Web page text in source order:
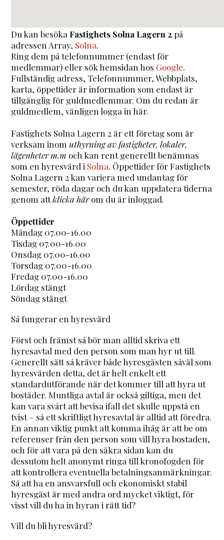
Du kan besökaFastighets Solna Lagern 2på
adressen Array, Solna.
Ring dem på telefonnummer (endast för
medlemmar) eller sök hemsidan hos Google.
Fullständig adress, Telefonnummer, Webbplats,
karta, öppettider är information som endast är
tillgänglig för guldmedlemmar. Om du redan är
guldmedlem, vänligen logga in här.
Fastighets Solna Lagern 2 är ett företag som är
verksam inomuthyrning av fastigheter, lokaler,
lägenheter m.m och kan rent generellt benämnas
som en hyresvärd i Solna. Öppettider för Fastighets
Solna Lagern 2 kan variera med undantag för
semester, röda dagar och du kan uppdatera tiderna
genom attklicka härom du är inloggad.
Öppettider
Måndag 07.00-16.00
Tisdag 07.00-16.00
Onsdag 07.00-16.00
Torsdag 07.00-16.00
Fredag 07.00-16.00
Lördag stängt
Söndag stängt
Så fungerar en hyresvärd
Först och främst så bör man alltid skriva ett
hyresavtal med den person som man hyr ut till.
Generellt sätt så kräver både hyresgästen såväl som
hyresvärden detta, det är helt enkelt ett
standardutförande när det kommer till att hyra ut
bostäder. Muntliga avtal är också giltiga, men det
kan vara svårt att bevisa ifall det skulle uppstå en
tvist – så ett skriftligt hyresavtal är alltid att föredra.
En annan viktig punkt att komma ihåg är att be om
referenser från den person som vill hyra bostaden,
och för att vara på den säkra sidan kan du
dessutom helt anonymt ringa till kronofogden för
att kontrollera eventuella betalningsanmärkningar.
Så att ha en ansvarsfull och ekonomiskt stabil
hyresgäst är med andra ord mycket viktigt, för
visst vill du ha in hyran i rätt tid?
Vill du bli hyresvärd?